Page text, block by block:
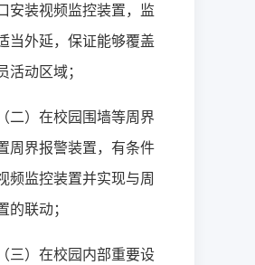
安装视频监控装置，监
当外延，保证能够覆盖
活动区域；
）在校园围墙等周界
周界报警装置，有条件
频监控装置并实现与周
的联动；
）在校园内部重要设